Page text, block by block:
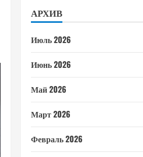
АРХИВ
Июль 2026
Июнь 2026
Май 2026
Март 2026
Февраль 2026